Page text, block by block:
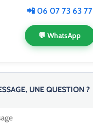
📲 06 07 73 63 77
💬 WhatsApp
UNE QUESTION ?